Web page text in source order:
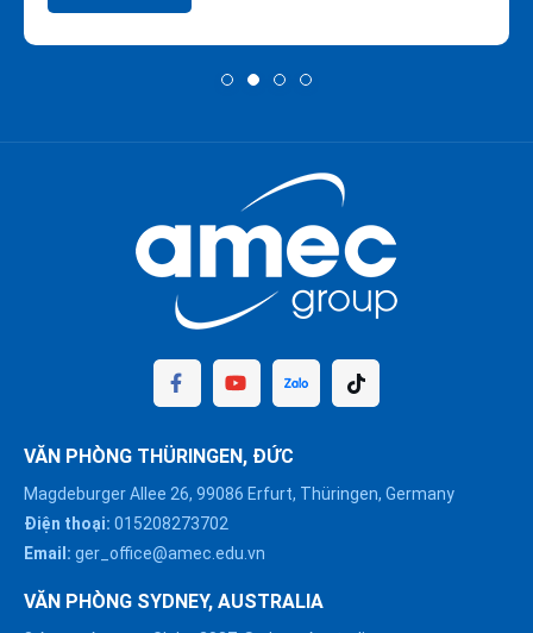
VĂN PHÒNG THÜRINGEN, ĐỨC
Magdeburger Allee 26, 99086 Erfurt, Thüringen, Germany
Điện thoại: 015208273702
Email: ger_office@amec.edu.vn
VĂN PHÒNG SYDNEY, AUSTRALIA